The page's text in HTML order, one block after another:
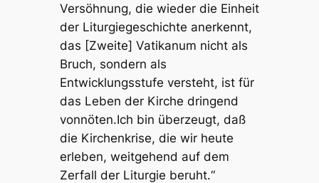
Versöhnung, die wieder die Einheit
der Liturgiegeschichte anerkennt,
das [Zweite] Vatikanum nicht als
Bruch, sondern als
Entwicklungsstufe versteht, ist für
das Leben der Kirche dringend
vonnöten.Ich bin überzeugt, daß
die Kirchenkrise, die wir heute
erleben, weitgehend auf dem
Zerfall der Liturgie beruht.“